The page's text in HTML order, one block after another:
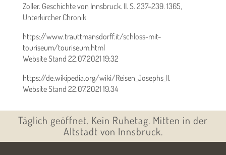
Zoller. Geschichte von Innsbruck. II. S. 237–239. 1365,
Unterkircher Chronik
https://www.trauttmansdorff.it/schloss-mit-
touriseum/touriseum.html
Website Stand 22.07.2021 19:32
https://de.wikipedia.org/wiki/Reisen_Josephs_II.
Website Stand 22.07.2021 19.34
Täglich geöffnet. Kein Ruhetag. Mitten in der
Altstadt von Innsbruck.